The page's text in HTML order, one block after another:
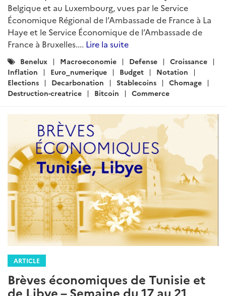
Belgique et au Luxembourg, vues par le Service
Économique Régional de l'Ambassade de France à La
Haye et le Service Économique de l’Ambassade de
France à Bruxelles.... Lire la suite
Catégories
:
Benelux Macroeconomie Defense
Croissance
Inflation
Euro_numerique Budget
Notation
Elections
Decarbonation Stablecoins
Chomage
Destruction-creatrice
Bitcoin Commerce
ARTICLE
Brèves économiques de Tunisie et
de Libye – Semaine du 17 au 21